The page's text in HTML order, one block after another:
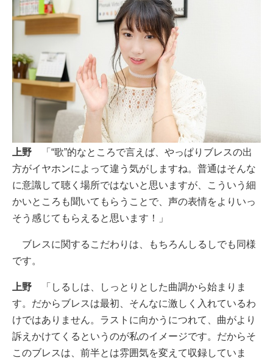
上野 「“歌”的なところで言えば、やっぱりブレスの出
方がイヤホンによって違う気がしますね。普通はそんな
に意識して聴く場所ではないと思いますが、こういう細
かいところも聞いてもらうことで、声の表情をよりいっ
そう感じてもらえると思います！」
ブレスに関するこだわりは、もちろんしるしでも同様
です。
上野 「しるしは、しっとりとした曲調から始まりま
す。だからブレスは最初、そんなに激しく入れているわ
けではありません。ラストに向かうにつれて、曲がより
訴えかけてくるというのが私のイメージです。だからそ
このブレスは、前半とは雰囲気を変えて収録していま